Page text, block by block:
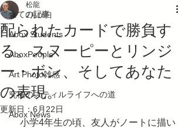
全ての記事
Abox Students
AboxPeople
Art Photo雑感
究極のスティルライフへの道
Abox News
配られたカードで勝負す
る。スヌーピーとリンジ
ー・ボン、そしてあなた
の表現。
松龍
2月16日
更新日： 6月22日
小学4年生の頃、友人がノートに描い